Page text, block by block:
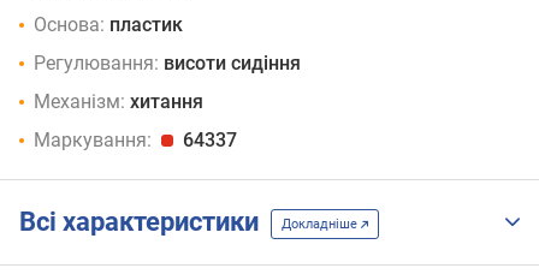
Основа: пластик
Регулювання: висоти сидіння
Механізм: хитання
Маркування:
64337
Всі характеристики Докладніше